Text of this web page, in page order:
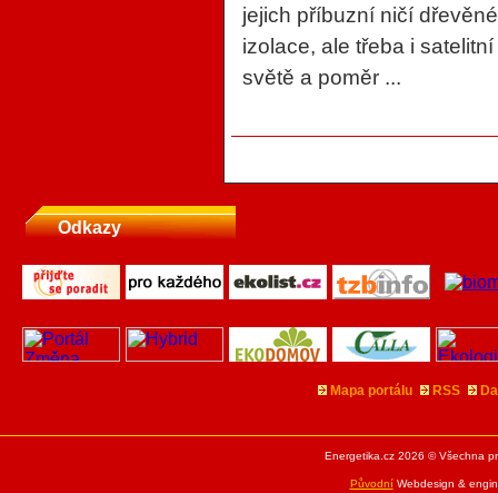
jejich příbuzní ničí
izolace, ale třeba i
světě a poměr ...
Odkazy
Mapa portálu RSS
Energetika.cz 2026 © Všechna
PůvodníWebdesign &